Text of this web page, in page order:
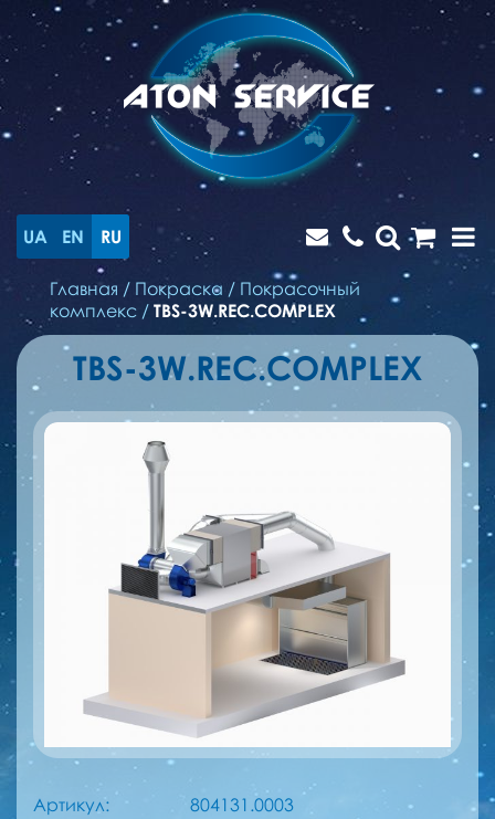
UA EN RU
Главная / Покраска / Покрасочный
комплекс / TBS-3W.REC.COMPLEX
TBS-3W.REC.COMPLEX
Артикул:
804131.0003